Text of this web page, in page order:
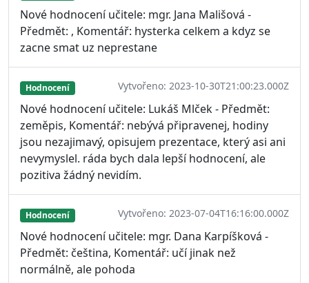
Nové hodnocení učitele: mgr. Jana Mališová -
Předmět: , Komentář: hysterka celkem a kdyz se
zacne smat uz neprestane
Hodnocení Vytvořeno: 2023-10-30T21:00:23.000Z
Nové hodnocení učitele: Lukáš Mlček - Předmět:
zeměpis, Komentář: nebývá připravenej, hodiny
jsou nezajimavý, opisujem prezentace, který asi ani
nevymyslel. ráda bych dala lepší hodnocení, ale
pozitiva žádný nevidím.
Hodnocení Vytvořeno: 2023-07-04T16:16:00.000Z
Nové hodnocení učitele: mgr. Dana Karpíšková -
Předmět: čeština, Komentář: učí jinak než
normálně, ale pohoda